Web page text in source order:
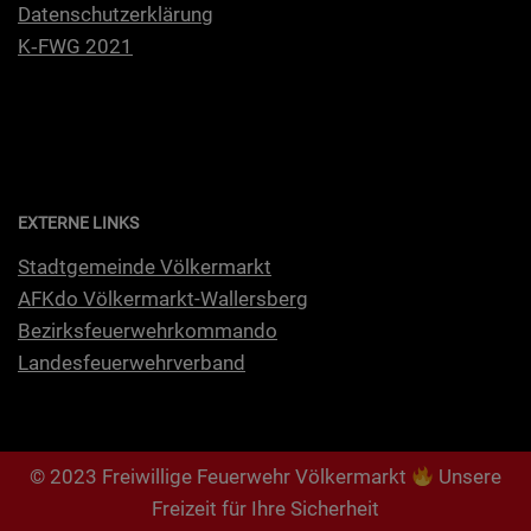
Daten­schutz­er­klä­rung
K‑FWG 2021
EXTERNE LINKS
Stadt­ge­mein­de Völkermarkt
AFKdo Völ­ker­markt-Wal­lers­berg
Bezirks­feu­er­wehr­kom­man­do
Lan­des­feu­er­wehr­ver­band
© 2023 Freiwillige Feuerwehr Völkermarkt
Unsere
Freizeit für Ihre Sicherheit